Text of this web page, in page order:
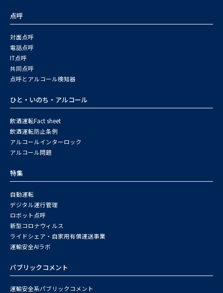
点呼
対面点呼
電話点呼
IT点呼
共同点呼
点呼とアルコール検知器
ひと・いのち・アルコール
飲酒運転Fact sheet
飲酒運転防止条例
アルコールインターロック
アルコール問題
特集
自動運転
デジタル運行管理
ロボット点呼
新型コロナウィルス
ライドシェア・自家用有償運送事業
運輸安全AIラボ
パブリックコメント
運輸安全系パブリックコメント